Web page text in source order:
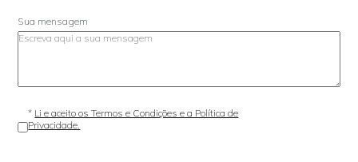
Sua mensagem
* Li e aceito os Termos e Condições e a Política de
Privacidade.